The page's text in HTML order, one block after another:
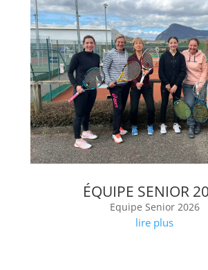
ÉQUIPE SENIOR
Equipe Senior 2026
lire plus